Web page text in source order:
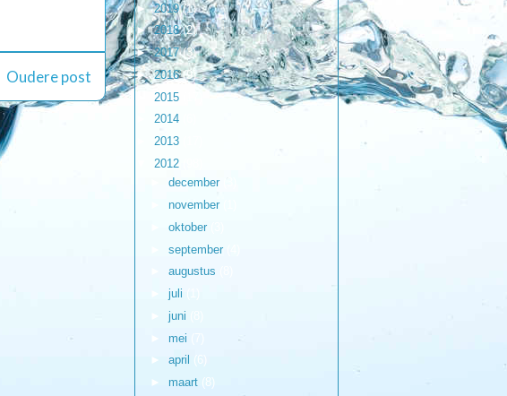
Oudere post
►2019(1)
►2018(2)
►2017(3)
►2016(9)
2015
2014
2013
2012
december
november
oktober
september
augustus
juli
juni
mei
► april (6)
► maart (8)